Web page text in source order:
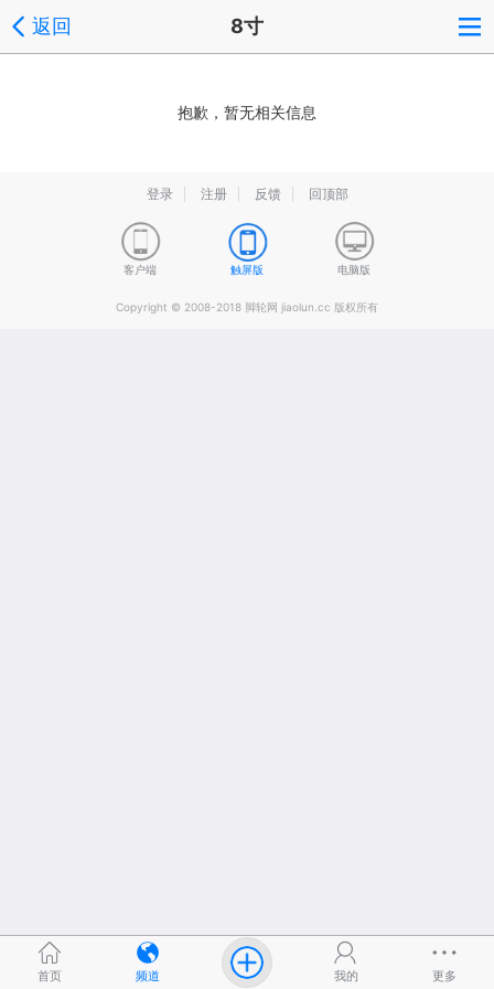
返回 8寸
抱歉，暂无相关信息
登录 注册 反馈 回顶部
客户端 触屏版 电脑版
Copyright © 2008-2018 脚轮网 jiaolun.cc 版权所有
首页 频道 我的 更多